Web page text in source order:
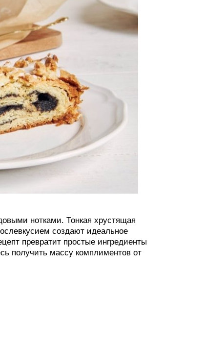
нотками. Тонкая хрустящая
создают идеальное
превратит простые ингредиенты
получить массу комплиментов от